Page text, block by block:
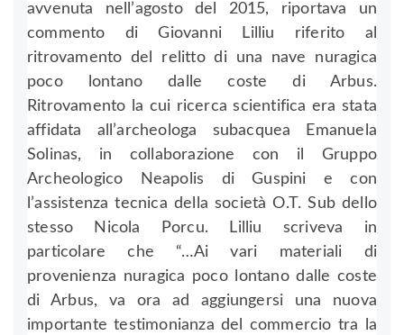
avvenuta nell’agosto del 2015, riportava un
commento di Giovanni Lilliu riferito al
ritrovamento del relitto di una nave nuragica
poco lontano dalle coste di Arbus.
Ritrovamento la cui ricerca scientifica era stata
affidata all’archeologa subacquea Emanuela
Solinas, in collaborazione con il Gruppo
Archeologico Neapolis di Guspini e con
l’assistenza tecnica della società O.T. Sub dello
stesso Nicola Porcu. Lilliu scriveva in
particolare che “…Ai vari materiali di
provenienza nuragica poco lontano dalle coste
di Arbus, va ora ad aggiungersi una nuova
importante testimonianza del commercio tra la